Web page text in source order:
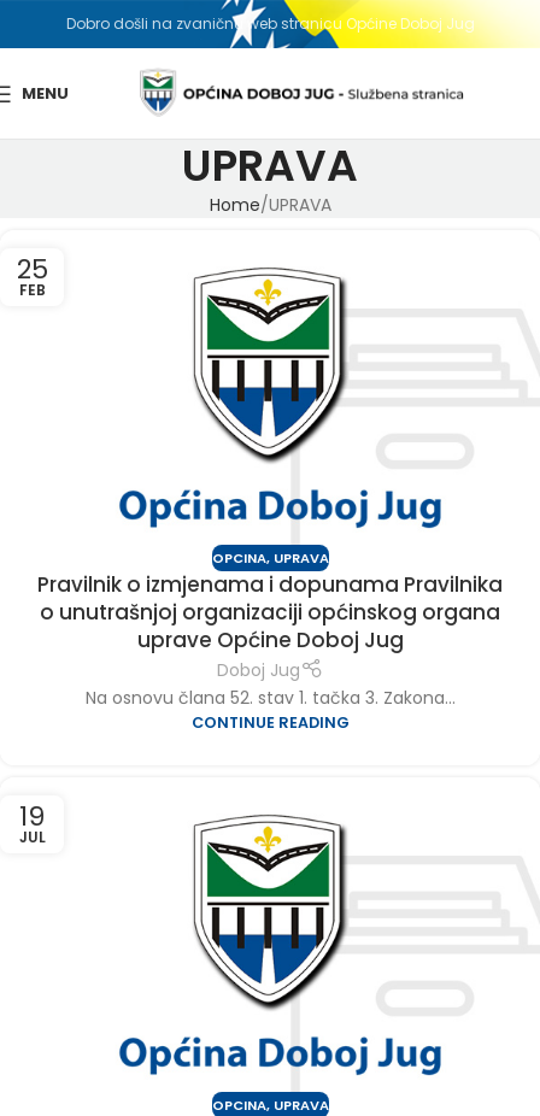
Dobro došli na zvaničnu web stranicu Općine Doboj Jug
MENU
UPRAVA
Home UPRAVA
25
FEB
OPCINA, UPRAVA
Pravilnik o izmjenama i dopunama Pravilnika
o unutrašnjoj organizaciji općinskog organa
uprave Općine Doboj Jug
Doboj Jug
Na osnovu člana 52. stav 1. tačka 3. Zakona...
CONTINUE READING
19
JUL
OPCINA, UPRAVA